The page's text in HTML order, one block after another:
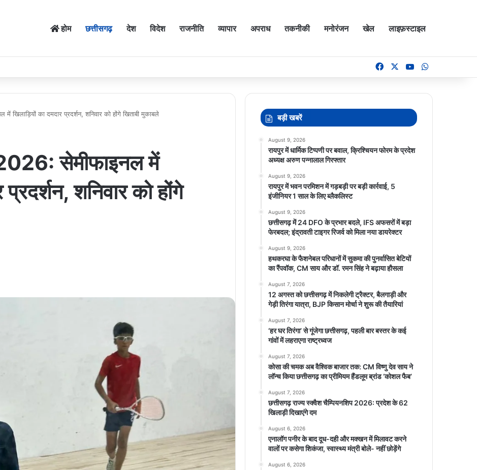
होम छत्तीसगढ़ देश विदेश राजनीति व्यापार अपराध तकनीकी मनोरंजन खेल लाइफ़स्टाइल
FacebookYouTube
का दमदार प्रदर्शन, शनिवार को होंगे खिताबी मुकाबले
सेमीफाइनल में
शनिवार को होंगे
बड़ी खबरें
August 9, 2026
रायपुर में धार्मिक टिप्पणी पर बवाल, क्रिश्चियन फोरम के प्रदेश
अध्यक्ष अरुण पन्नालाल गिरफ्तार
August 9, 2026
रायपुर में भवन परमिशन में गड़बड़ी पर बड़ी कार्रवाई, 5
इंजीनियर 1 साल के लिए ब्लैकलिस्ट
August 9, 2026
छत्तीसगढ़ में 24 DFO के प्रभार बदले, IFS अफसरों में बड़ा
फेरबदल; इंद्रावती टाइगर रिजर्व को मिला नया डायरेक्टर
August 9, 2026
हथकरघा के फैशनेबल परिधानों में सुकमा की पुनर्वासित बेटियों
का रैंपवॉक, CM साय और डॉ. रमन सिंह ने बढ़ाया हौसला
August 7, 2026
12 अगस्त को छत्तीसगढ़ में निकलेगी ट्रैक्टर, बैलगाड़ी और
गेड़ी तिरंगा यात्रा, BJP किसान मोर्चा ने शुरू की तैयारियां
August 7, 2026
‘हर घर तिरंगा’ से गूंजेगा छत्तीसगढ़, पहली बार बस्तर के कई
गांवों में लहराएगा राष्ट्रध्वज
August 7, 2026
कोसा की चमक अब वैश्विक बाजार तक: CM विष्णु देव साय ने
लॉन्च किया छत्तीसगढ़ का प्रीमियम हैंडलूम ब्रांड ‘कोशल फैब’
August 7, 2026
छत्तीसगढ़ राज्य स्क्वैश चैम्पियनशिप 2026: प्रदेश के 62
खिलाड़ी दिखाएंगे दम
August 6, 2026
एनालॉग पनीर के बाद दूध-दही और मक्खन में मिलावट करने
वालों पर कसेगा शिकंजा, स्वास्थ्य मंत्री बोले- नहीं छोड़ेंगे
August 6, 2026